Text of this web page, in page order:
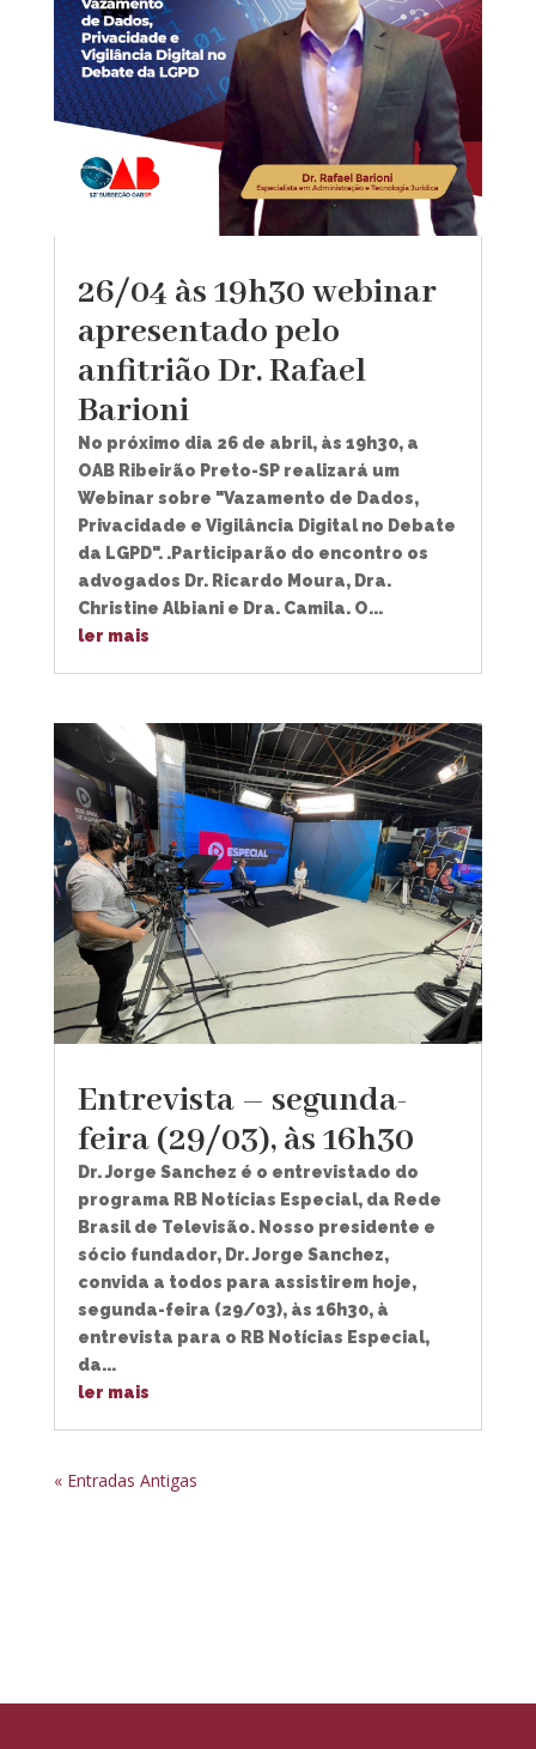
26/04 às 19h30 webinar
apresentado pelo
anfitrião Dr. Rafael
Barioni
No próximo dia 26 de abril, às 19h30, a
OAB Ribeirão Preto-SP realizará um
Webinar sobre "Vazamento de Dados,
Privacidade e Vigilância Digital no Debate
da LGPD". .Participarão do encontro os
advogados Dr. Ricardo Moura, Dra.
Christine Albiani e Dra. Camila. O...
ler mais
Entrevista – segunda-
feira (29/03), às 16h30
Dr. Jorge Sanchez é o entrevistado do
programa RB Notícias Especial, da Rede
Brasil de Televisão. Nosso presidente e
sócio fundador, Dr. Jorge Sanchez,
convida a todos para assistirem hoje,
segunda-feira (29/03), às 16h30, à
entrevista para o RB Notícias Especial,
da...
ler mais
« Entradas Antigas